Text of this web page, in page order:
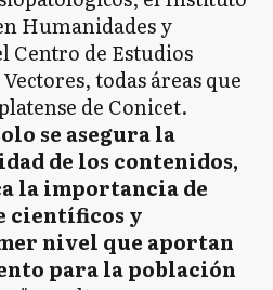
Humanidades y
Centro de Estudios
todas áreas que
de Conicet.
se asegura la
de los contenidos,
la importancia de
científicos y
nivel que aportan
para la población